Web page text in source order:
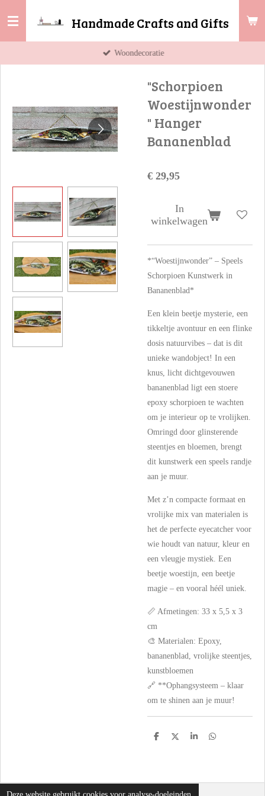
direct
naar
Handmade Crafts and Gifts
Woondecoratie
"Schorpioen
Woestijnwonder
" Hanger
Bananenblad
€ 29,95
In
winkelwagen
*“Woestijnwonder” – Speels
Schorpioen Kunstwerk in
Bananenblad*
Een klein beetje mysterie, een
tikkeltje avontuur en een flinke
dosis natuurvibes – dat is dit
unieke wandobject! In een
knus, licht dichtgevouwen
bananenblad ligt een stoere
epoxy schorpioen te wachten
om je interieur op te vrolijken.
Omringd door glinsterende
steentjes en bloemen, brengt
dit kunstwerk een speels randje
aan je muur.
Met z’n compacte formaat en
vrolijke mix van materialen is
het de perfecte eyecatcher voor
wie houdt van natuur, kleur en
een vleugje mystiek. Een
beetje woestijn, een beetje
magie – en vooral héél uniek.
📏 Afmetingen: 33 x 5,5 x 3
cm
🎨 Materialen: Epoxy,
bananenblad, vrolijke steentjes,
kunstbloemen
🔗 **Ophangsysteem – klaar
om te shinen aan je muur!
D
D
S
D